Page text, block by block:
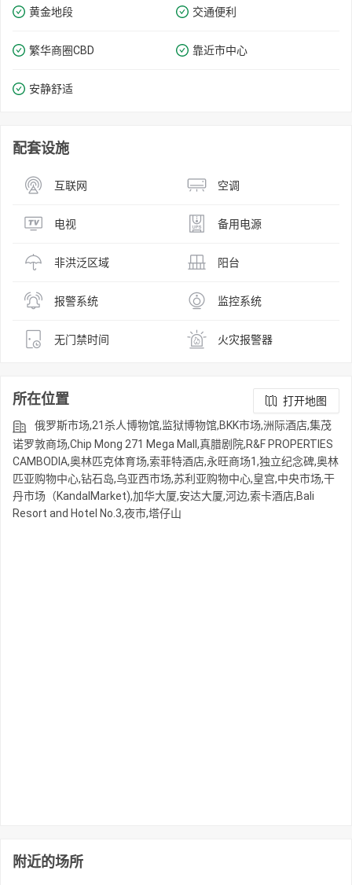
黄金地段 交通便利
繁华商圈​​CBD 靠近市中心
安静舒适
配套设施
互联网 空调
电视 备用电源
非洪泛区域 阳台
报警系统 监控系统
无门禁时间 火灾报警器
所在位置
打开地图
俄罗斯市场,21杀人博物馆,监狱博物馆,BKK市场,洲际酒店,集茂
诺罗敦商场,Chip Mong 271 Mega Mall,真腊剧院,R&F PROPERTIES
CAMBODIA,奥林匹克体育场,索菲特酒店,永旺商场1,独立纪念碑,奥林
匹亚购物中心,钻石岛,乌亚西市场,苏利亚购物中心,皇宫,中央市场,干
丹市场（KandalMarket),加华大厦,安达大厦,河边,索卡酒店,Bali
Resort and Hotel No.3,夜市,塔仔山
附近的场所